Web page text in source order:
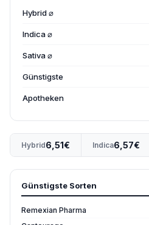
Hybrid ⌀
Indica ⌀
Sativa ⌀
Günstigste
Apotheken
Hybrid6,51€ Indica6,57€
Günstigste Sorten
Remexian Pharma